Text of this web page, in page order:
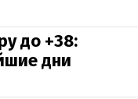
до +38:
дни